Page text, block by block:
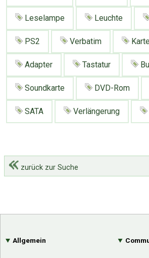
Mit Email
Leselampe Leuchte
PS2 Verbatim
Adapter Tastatur
Soundkarte DVD-Rom
SATA Verlängerung
zurück zur Suche
Allgemein